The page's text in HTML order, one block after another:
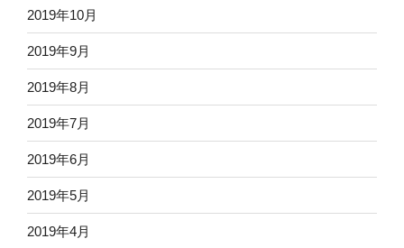
2019年10月
2019年9月
2019年8月
2019年7月
2019年6月
2019年5月
2019年4月